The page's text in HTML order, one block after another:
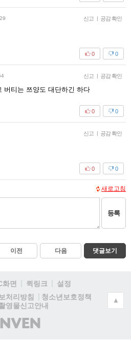
신고 | 공감 확인
0
0
신고 | 공감 확인
버티는 쯔양도 대단하긴 하다
0
0
신고 | 공감 확인
0
0
새로고침
등록
이전 다음 댓글보기
화면 퀵링크
설정
처리방침
청소년보호정책
영물신고안내
(주)
인
▲